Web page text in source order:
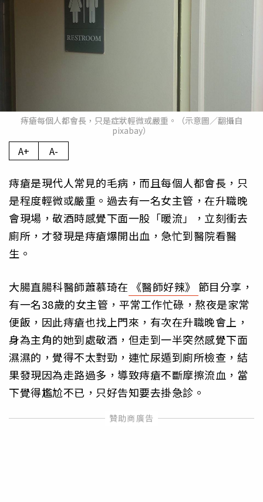
痔瘡每個人都會長，只是症狀輕微或嚴重。（示意圖／翻攝自
pixabay）
A+ A-
痔瘡是現代人常見的毛病，而且每個人都會長，只
是程度輕微或嚴重。過去有一名女主管，在升職晚
會現場，敬酒時感覺下面一股「暖流」，立刻衝去
廁所，才發現是痔瘡爆開出血，急忙到醫院看醫
生。
大腸直腸科醫師蕭慕琦在 《醫師好辣》 節目分享，
有一名38歲的女主管，平常工作忙碌，熬夜是家常
便飯，因此痔瘡也找上門來，有次在升職晚會上，
身為主角的她到處敬酒，但走到一半突然感覺下面
濕濕的，覺得不太對勁，連忙尿遁到廁所檢查，結
果發現因為走路過多，導致痔瘡不斷摩擦流血，當
下覺得尷尬不已，只好告知要去掛急診。